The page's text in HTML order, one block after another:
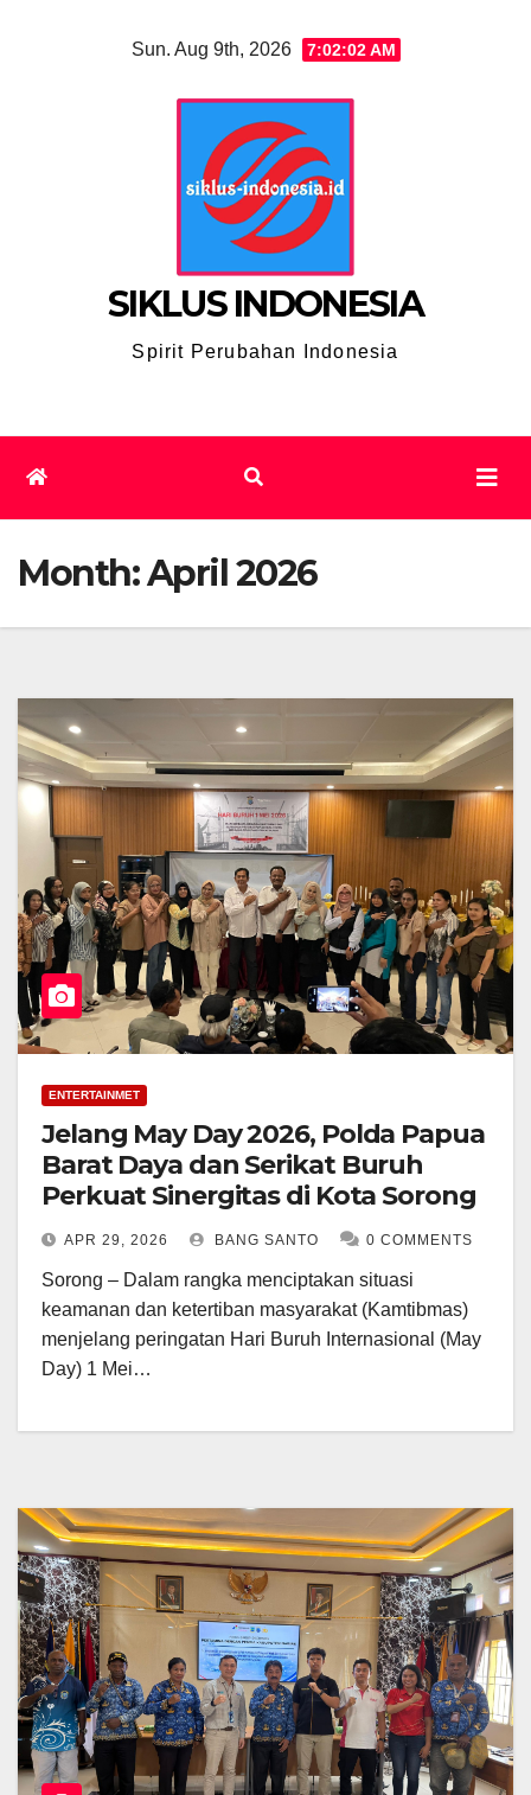
Sun. Aug 9th, 2026 7:02:03 AM
SIKLUS INDONESIA
Spirit Perubahan Indonesia
Month:April 2026
ENTERTAINMET
Jelang May Day 2026, Polda Papua
Barat Daya dan Serikat Buruh
Perkuat Sinergitas di Kota Sorong
APR 29, 2026 BANG SANTO 0 COMMENTS
Sorong – Dalam rangka menciptakan situasi
keamanan dan ketertiban masyarakat (Kamtibmas)
menjelang peringatan Hari Buruh Internasional (May
Day) 1 Mei…